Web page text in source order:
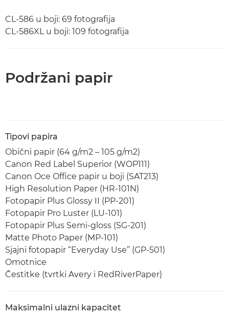
CL-586 u boji: 69 fotografija
CL-586XL u boji: 109 fotografija
Podržani papir
Tipovi papira
Obični papir (64 g/m2 – 105 g/m2)
Canon Red Label Superior (WOP111)
Canon Oce Office papir u boji (SAT213)
High Resolution Paper (HR-101N)
Fotopapir Plus Glossy II (PP-201)
Fotopapir Pro Luster (LU-101)
Fotopapir Plus Semi-gloss (SG-201)
Matte Photo Paper (MP-101)
Sjajni fotopapir “Everyday Use” (GP-501)
Omotnice
Čestitke (tvrtki Avery i RedRiverPaper)
Maksimalni ulazni kapacitet